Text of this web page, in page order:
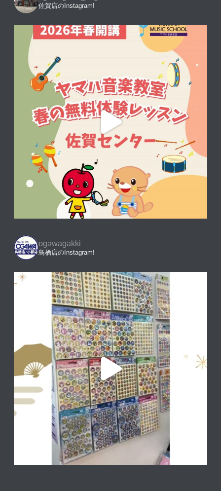
佐賀店のInstagram!
ogawagakki
鳥栖店のInstagram!